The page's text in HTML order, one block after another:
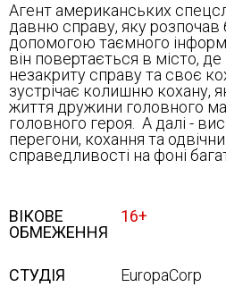
Агент американських
давню справу, яку розпочав
допомогою таємного
він повертається в місто,
незакриту справу та своє
зустрічає колишню кохану,
життя дружини головного
головного героя. А далі -
перегони, кохання та
справедливості на фоні
ВІКОВЕ
ОБМЕЖЕННЯ
16+
СТУДІЯ EuropaCorp